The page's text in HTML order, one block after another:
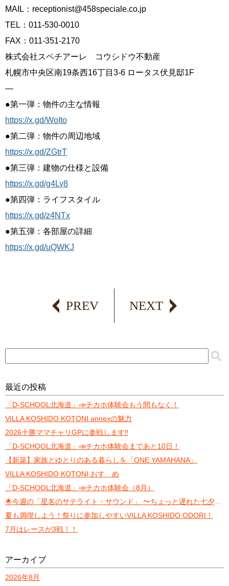
MAIL： receptionist@458speciale.co.jp
TEL：011-530-0010
FAX：011-351-2170
株式会社スペチアーレ コウシドウ不動産
札幌市中央区南19条西16丁目3-6 ロータス伏見邸1F
—
●第一弾：物件の主な情報
https://x.gd/WoIto
●第二弾：物件の周辺地域
https://x.gd/ZGtrT
●第三弾：建物の仕様と設備
https://x.gd/g4Ly8
●第四弾：ライフスタイル
https://x.gd/z4NTx
●第五弾：各部屋の詳細
https://x.gd/uQWKJ
PREV NEXT
最近の投稿
「D-SCHOOL北海道」📣チカホ体験会もう間もなく！
VILLA KOSHIDO KOTONI annexの魅力
2026十勝ママチャリGPに参戦します‼️
「D-SCHOOL北海道」📣チカホ体験会まであと10日！
【新築】家族とゆとりのある暮らしを「ONE YAMAHANA」
VILLA KOSHIDO KOTONI おすゝめ
「D-SCHOOL北海道」📣チカホ体験会（8月）
夏も満喫しよう！祭りに参加しやすいVILLA KOSHIDO ODORI！
7月はレースが3戦！！
アーカイブ
2026年8月